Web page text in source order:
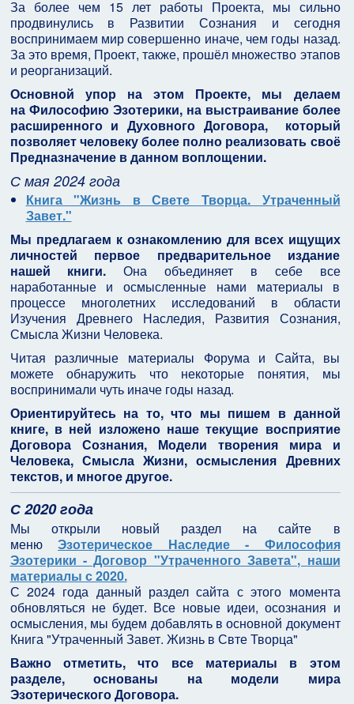
За более чем 15 лет работы Проекта, мы сильно
продвинулись в Развитии Сознания и сегодня
воспринимаем мир совершенно иначе, чем годы назад.
За это время, Проект, также, прошёл множество этапов
и реорганизаций.
Основной упор на этом Проекте, мы делаем
на Философию Эзотерики, на выстраивание более
расширенного и Духовного Договора, который
позволяет человеку более полно реализовать своё
Предназначение в данном воплощении.
С мая 2024 года
Книга "Жизнь в Свете Творца. Утраченный
Завет."
Мы предлагаем к ознакомлению для всех ищущих
личностей первое предварительное издание
нашей книги.Она объединяет в себе все
наработанные и осмысленные нами материалы в
процессе многолетних исследований в области
Изучения Древнего Наследия, Развития Сознания,
Смысла Жизни Человека.
Читая различные материалы Форума и Сайта, вы
можете обнаружить что некоторые понятия, мы
воспринимали чуть иначе годы назад.
Ориентируйтесь на то, что мы пишем в данной
книге, в ней изложено наше текущие восприятие
Договора Сознания, Модели творения мира и
Человека, Смысла Жизни, осмысления Древних
текстов, и многое другое.
С 2020 года
Мы открыли новый раздел на сайте в
меню Эзотерическое Наследие - Философия
Эзотерики - Договор "Утраченного Завета", наши
материалы с 2020.
С 2024 года данный раздел сайта с этого момента
обновляться не будет. Все новые идеи, осознания и
осмысления, мы будем добавлять в основной документ
Книга "Утраченный Завет. Жизнь в Свте Творца"
Важно отметить, что все материалы в этом
разделе, основаны на модели мира
Эзотерического Договора.